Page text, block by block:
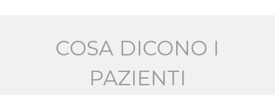
COSA DICONO I
PAZIENTI